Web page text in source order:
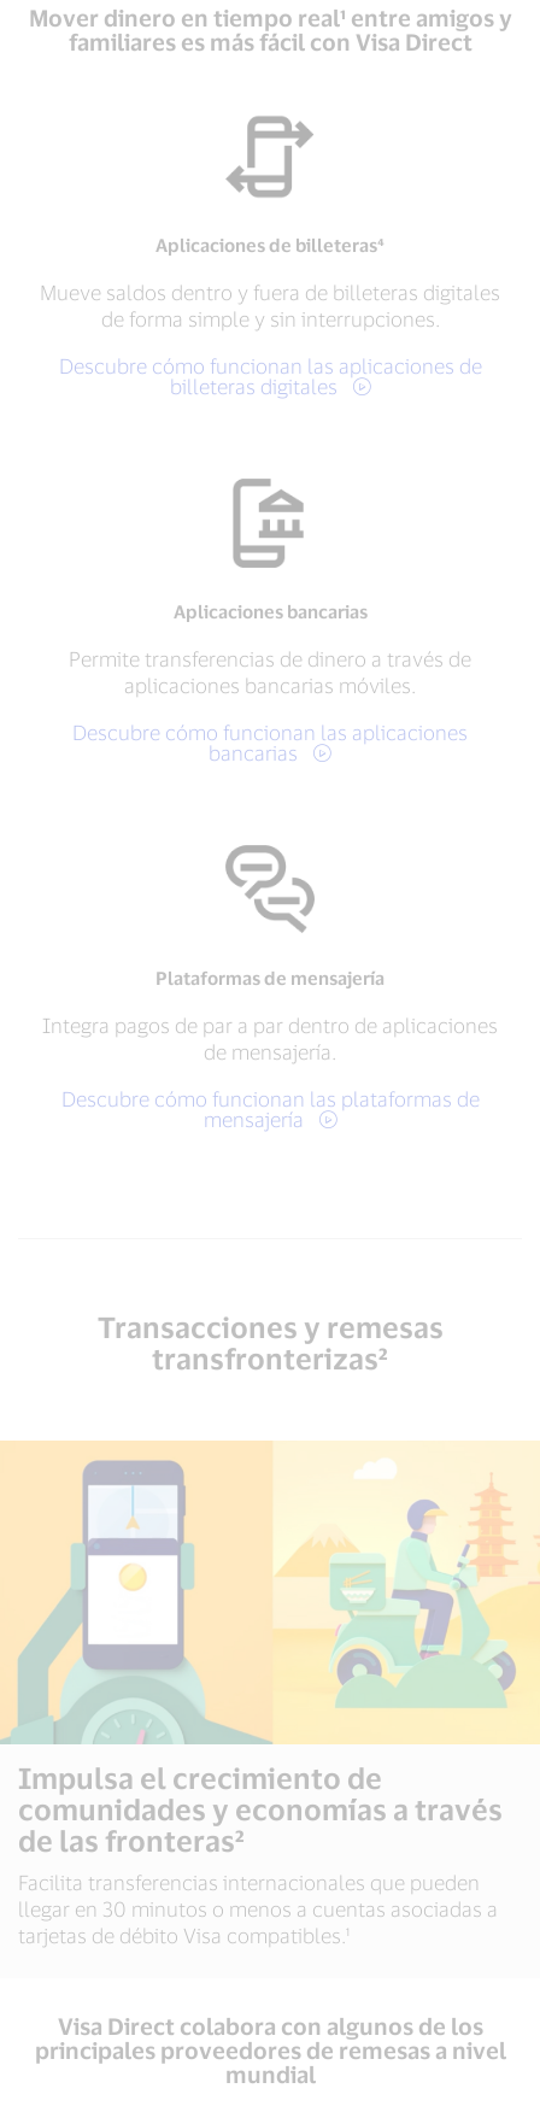
Mover dinero en tiempo real¹ entre amigos y
familiares es más fácil con Visa Direct
Aplicaciones de billeteras⁴
Mueve saldos dentro y fuera de billeteras digitales
de forma simple y sin interrupciones.
Descubre cómo funcionan las aplicaciones de
billeteras digitales
Aplicaciones bancarias
Permite transferencias de dinero a través de
aplicaciones bancarias móviles.
Descubre cómo funcionan las aplicaciones
bancarias
Plataformas de mensajería
Integra pagos de par a par dentro de aplicaciones
de mensajería.
Descubre cómo funcionan las plataformas de
mensajería
Transacciones y remesas
transfronterizas²
Impulsa el crecimiento de
comunidades y economías a través
de las fronteras²
Facilita transferencias internacionales que pueden
llegar en 30 minutos o menos a cuentas asociadas a
tarjetas de débito Visa compatibles.¹
Visa Direct colabora con algunos de los
principales proveedores de remesas a nivel
mundial